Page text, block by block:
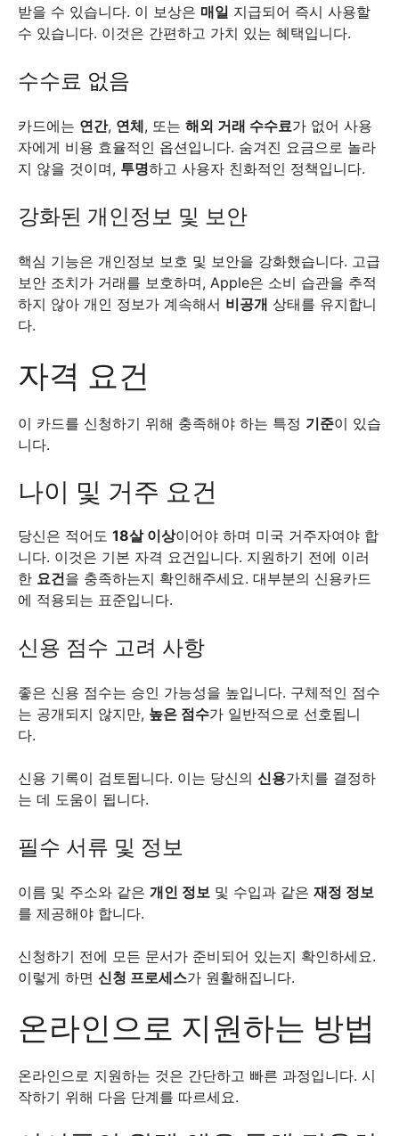
받을 수 있습니다. 이 보상은 매일 지급되어 즉시 사용할
수 있습니다. 이것은 간편하고 가치 있는 혜택입니다.
수수료 없음
카드에는 연간, 연체, 또는 해외 거래 수수료가 없어 사용
자에게 비용 효율적인 옵션입니다. 숨겨진 요금으로 놀라
지 않을 것이며, 투명하고 사용자 친화적인 정책입니다.
강화된 개인정보 및 보안
핵심 기능은 개인정보 보호 및 보안을 강화했습니다. 고급
보안 조치가 거래를 보호하며, Apple은 소비 습관을 추적
하지 않아 개인 정보가 계속해서 비공개 상태를 유지합니
다.
자격 요건
이 카드를 신청하기 위해 충족해야 하는 특정 기준이 있습
니다.
나이 및 거주 요건
당신은 적어도 18살 이상이어야 하며 미국 거주자여야 합
니다. 이것은 기본 자격 요건입니다. 지원하기 전에 이러
한 요건을 충족하는지 확인해주세요. 대부분의 신용카드
에 적용되는 표준입니다.
신용 점수 고려 사항
좋은 신용 점수는 승인 가능성을 높입니다. 구체적인 점수
는 공개되지 않지만, 높은 점수가 일반적으로 선호됩니
다.
신용 기록이 검토됩니다. 이는 당신의 신용가치를 결정하
는 데 도움이 됩니다.
필수 서류 및 정보
이름 및 주소와 같은 개인 정보 및 수입과 같은 재정 정보
를 제공해야 합니다.
신청하기 전에 모든 문서가 준비되어 있는지 확인하세요.
이렇게 하면 신청 프로세스가 원활해집니다.
온라인으로 지원하는 방법
온라인으로 지원하는 것은 간단하고 빠른 과정입니다. 시
작하기 위해 다음 단계를 따르세요.